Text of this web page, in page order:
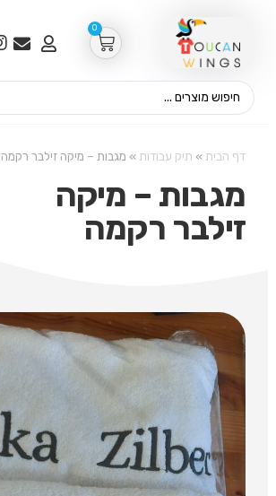
0
דף הבית » תיק עבודות » מגבות – מיקה זילבר רקמה
מגבות – מיקה
זילבר רקמה